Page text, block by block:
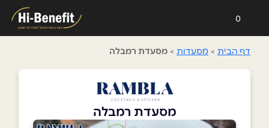
0
דף הבית > מסעדות > מסעדת רמבלה
מסעדת רמבלה